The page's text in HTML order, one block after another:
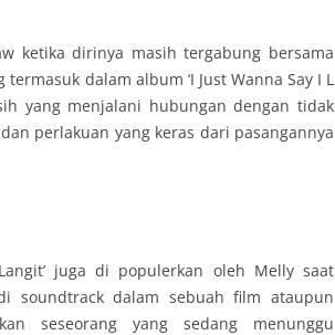
ketika dirinya masih tergabung bersama
termasuk dalam album ‘I Just Wanna Say I L
yang menjalani hubungan dengan tidak
perlakuan yang keras dari pasangannya
juga di populerkan oleh Melly saat
soundtrack dalam sebuah film ataupun
seseorang yang sedang menunggu